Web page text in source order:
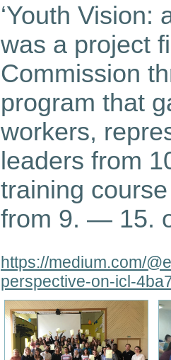
‘Youth Vision:
was a project
Commission
program that
workers,
leaders from
training
from 9. — 15.
https://medium.com/
perspective-on-icl-